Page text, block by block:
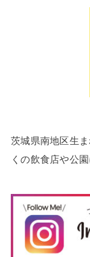
茨城県南地区生
くの飲食店や公